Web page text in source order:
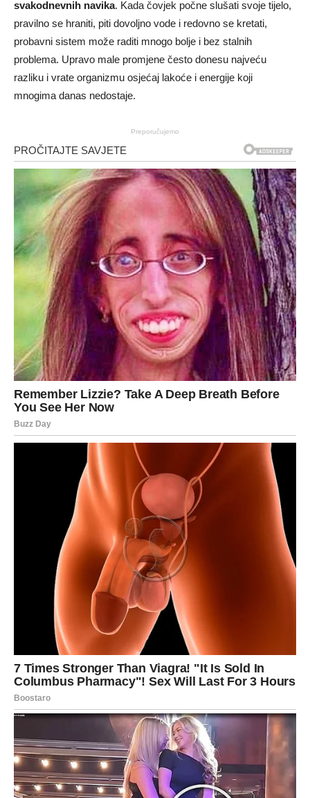
svakodnevnih navika. Kada čovjek počne slušati svoje tijelo,
pravilno se hraniti, piti dovoljno vode i redovno se kretati,
probavni sistem može raditi mnogo bolje i bez stalnih
problema. Upravo male promjene često donesu najveću
razliku i vrate organizmu osjećaj lakoće i energije koji
mnogima danas nedostaje.
Preporučujemo